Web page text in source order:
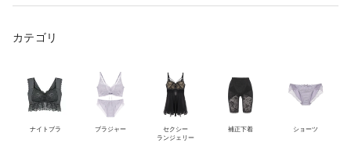
カテゴリ
ナイトブラ ブラジャー
セクシー
ランジェリー
補正下着 ショーツ